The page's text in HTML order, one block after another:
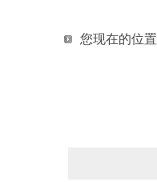
您现在的位置